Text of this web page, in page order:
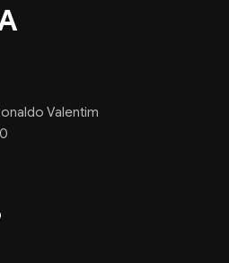
Valentim